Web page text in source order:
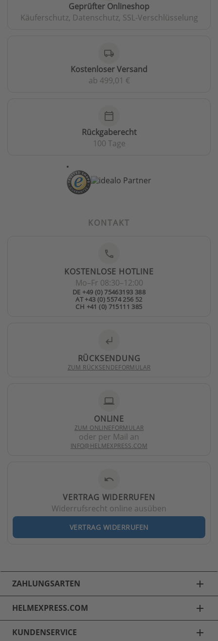
Geprüfter Onlineshop
Käuferschutz, Datenschutz, SSL-Verschlüsselung
local_shipping
Kostenloser Versand
ab 499,01 €
calendar_today
Rückgaberecht
100 Tage
KONTAKT
phone
KOSTENLOSE HOTLINE
Mo–Fr 08:30–12:00
DE +49 (0) 75463193 388
AT +43 (0) 5574 256 52
CH +41 (0) 715111 385
subdirectory_arrow_left
RÜCKSENDUNG
ZUM RÜCKSENDEFORMULAR
laptop
ONLINE
ZUM ONLINEFORMULAR
oder per Mail an
INFO@HELMEXPRESS.COM
undo
VERTRAG WIDERRUFEN
Widerrufsrecht online ausüben
VERTRAG WIDERRUFEN
ZAHLUNGSARTEN add
HELMEXPRESS.COM add
KUNDENSERVICE add